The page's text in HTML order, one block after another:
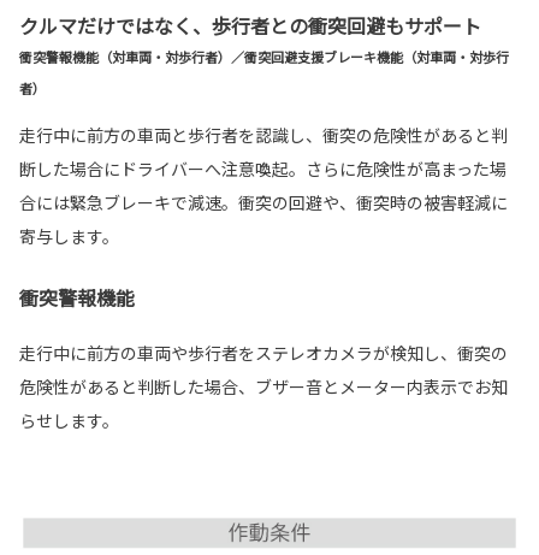
クルマだけではなく、歩行者との衝突回避もサポート
衝突警報機能（対車両・対歩行者）／衝突回避支援ブレーキ機能（対車両・対歩行
者）
走行中に前方の車両と歩行者を認識し、衝突の危険性があると判
断した場合にドライバーへ注意喚起。さらに危険性が高まった場
合には緊急ブレーキで減速。衝突の回避や、衝突時の被害軽減に
寄与します。
衝突警報機能
走行中に前方の車両や歩行者をステレオカメラが検知し、衝突の
危険性があると判断した場合、ブザー音とメーター内表示でお知
らせします。